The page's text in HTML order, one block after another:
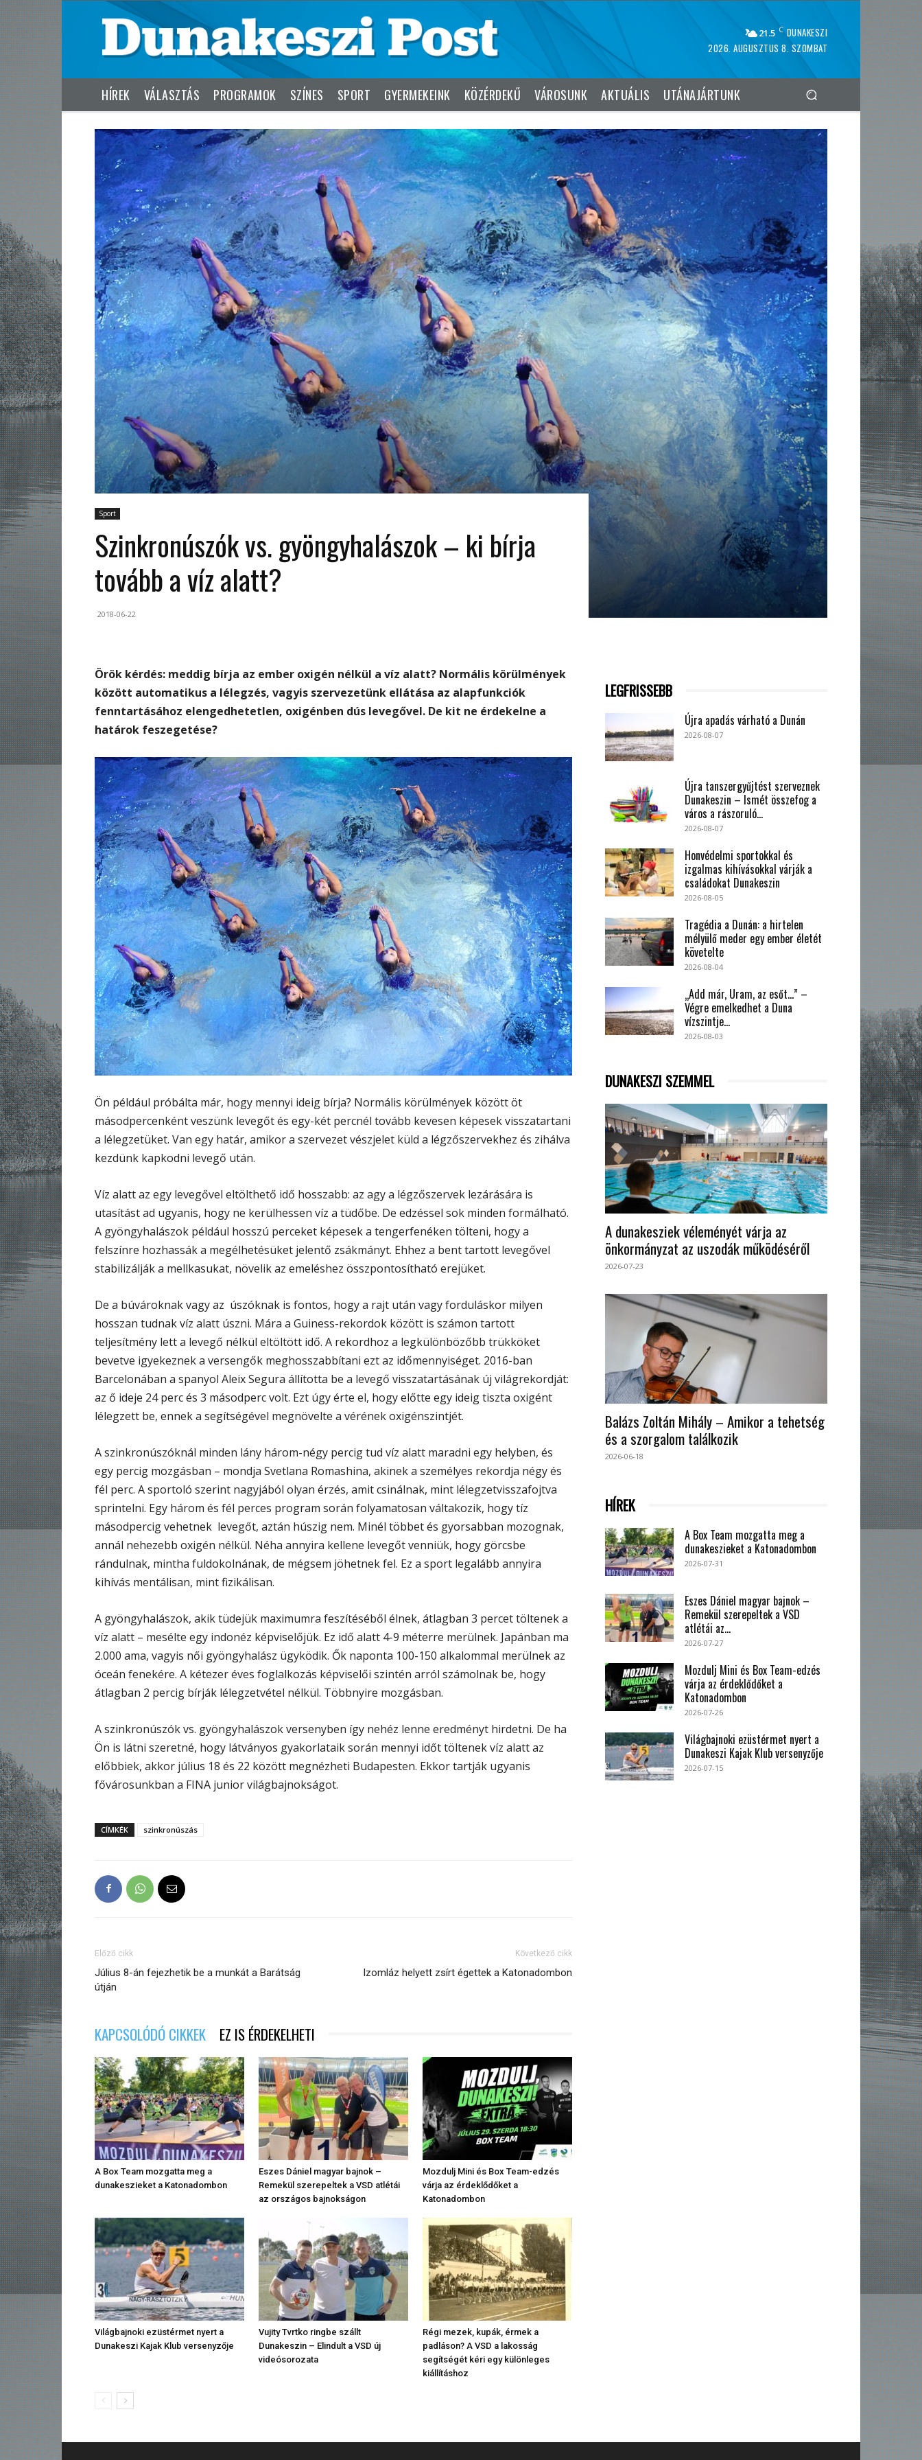
21.5 C DUNAKESZI
2026. AUGUSZTUS 8. SZOMBAT
HÍREK VÁLASZTÁS PROGRAMOK SZÍNES SPORT GYERMEKEINK KÖZÉRDEKŰ VÁROSUNK AKTUÁLIS UTÁNAJÁRTUNK
Sport
Szinkronúszók vs. gyöngyhalászok – ki bírja
tovább a víz alatt?
2018-06-22
Örök kérdés: meddig bírja az ember oxigén nélkül a víz alatt? Normális körülmények
között automatikus a lélegzés, vagyis szervezetünk ellátása az alapfunkciók
fenntartásához elengedhetetlen, oxigénben dús levegővel. De kit ne érdekelne a
határok feszegetése?
Ön például próbálta már, hogy mennyi ideig bírja? Normális körülmények között öt
másodpercenként veszünk levegőt és egy-két percnél tovább kevesen képesek visszatartani
a lélegzetüket. Van egy határ, amikor a szervezet vészjelet küld a légzőszervekhez és zihálva
kezdünk kapkodni levegő után.
Víz alatt az egy levegővel eltölthető idő hosszabb: az agy a légzőszervek lezárására is
utasítást ad ugyanis, hogy ne kerülhessen víz a tüdőbe. De edzéssel sok minden formálható.
A gyöngyhalászok például hosszú perceket képesek a tengerfenéken tölteni, hogy a
felszínre hozhassák a megélhetésüket jelentő zsákmányt. Ehhez a bent tartott levegővel
stabilizálják a mellkasukat, növelik az emeléshez összpontosítható erejüket.
De a búvároknak vagy az úszóknak is fontos, hogy a rajt után vagy forduláskor milyen
hosszan tudnak víz alatt úszni. Mára a Guiness-rekordok között is számon tartott
teljesítmény lett a levegő nélkül eltöltött idő. A rekordhoz a legkülönbözőbb trükköket
bevetve igyekeznek a versengők meghosszabbítani ezt az időmennyiséget. 2016-ban
Barcelonában a spanyol Aleix Segura állította be a levegő visszatartásának új világrekordját:
az ő ideje 24 perc és 3 másodperc volt. Ezt úgy érte el, hogy előtte egy ideig tiszta oxigént
lélegzett be, ennek a segítségével megnövelte a vérének oxigénszintjét.
A szinkronúszóknál minden lány három-négy percig tud víz alatt maradni egy helyben, és
egy percig mozgásban – mondja Svetlana Romashina, akinek a személyes rekordja négy és
fél perc. A sportoló szerint nagyjából olyan érzés, amit csinálnak, mint lélegzetvisszafojtva
sprintelni. Egy három és fél perces program során folyamatosan váltakozik, hogy tíz
másodpercig vehetnek levegőt, aztán húszig nem. Minél többet és gyorsabban mozognak,
annál nehezebb oxigén nélkül. Néha annyira kellene levegőt venniük, hogy görcsbe
rándulnak, mintha fuldokolnának, de mégsem jöhetnek fel. Ez a sport legalább annyira
kihívás mentálisan, mint fizikálisan.
A gyöngyhalászok, akik tüdejük maximumra feszítéséből élnek, átlagban 3 percet töltenek a
víz alatt – mesélte egy indonéz képviselőjük. Ez idő alatt 4-9 méterre merülnek. Japánban ma
2.000 ama, vagyis női gyöngyhalász ügyködik. Ők naponta 100-150 alkalommal merülnek az
óceán fenekére. A kétezer éves foglalkozás képviselői szintén arról számolnak be, hogy
átlagban 2 percig bírják lélegzetvétel nélkül. Többnyire mozgásban.
A szinkronúszók vs. gyöngyhalászok versenyben így nehéz lenne eredményt hirdetni. De ha
Ön is látni szeretné, hogy látványos gyakorlataik során mennyi időt töltenek víz alatt az
előbbiek, akkor július 18 és 22 között megnézheti Budapesten. Ekkor tartják ugyanis
fővárosunkban a FINA junior világbajnokságot.
CÍMKÉK szinkronúszás
Előző cikk
Július 8-án fejezhetik be a munkát a Barátság
útján
Következő cikk
Izomláz helyett zsírt égettek a Katonadombon
KAPCSOLÓDÓ CIKKEK EZ IS ÉRDEKELHETI
A Box Team mozgatta meg a
dunakeszieket a Katonadombon
Eszes Dániel magyar bajnok –
Remekül szerepeltek a VSD atlétái
az országos bajnokságon
Mozdulj Mini és Box Team-edzés
várja az érdeklődőket a
Katonadombon
Világbajnoki ezüstérmet nyert a
Dunakeszi Kajak Klub versenyzője
Vujity Tvrtko ringbe szállt
Dunakeszin – Elindult a VSD új
videósorozata
Régi mezek, kupák, érmek a
padláson? A VSD a lakosság
segítségét kéri egy különleges
kiállításhoz
LEGFRISSEBB
Újra apadás várható a Dunán
2026-08-07
Újra tanszergyűjtést szerveznek
Dunakeszin – Ismét összefog a
város a rászoruló...
2026-08-07
Honvédelmi sportokkal és
izgalmas kihívásokkal várják a
családokat Dunakeszin
2026-08-05
Tragédia a Dunán: a hirtelen
mélyülő meder egy ember életét
követelte
2026-08-04
„Add már, Uram, az esőt…” –
Végre emelkedhet a Duna
vízszintje...
2026-08-03
DUNAKESZI SZEMMEL
A dunakesziek véleményét várja az
önkormányzat az uszodák működéséről
2026-07-23
Balázs Zoltán Mihály – Amikor a tehetség
és a szorgalom találkozik
2026-06-18
HÍREK
A Box Team mozgatta meg a
dunakeszieket a Katonadombon
2026-07-31
Eszes Dániel magyar bajnok –
Remekül szerepeltek a VSD
atlétái az...
2026-07-27
Mozdulj Mini és Box Team-edzés
várja az érdeklődőket a
Katonadombon
2026-07-26
Világbajnoki ezüstérmet nyert a
Dunakeszi Kajak Klub versenyzője
2026-07-15